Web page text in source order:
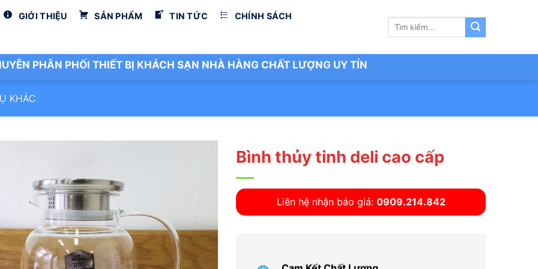
GIỚI THIỆU SẢN PHẨM TIN TỨC CHÍNH SÁCH
Tìm
PHÂN PHỐI THIẾT BỊ KHÁCH SẠN NHÀ HÀNG CHẤT LƯỢNG UY TÍN
KHÁC
Bình thủy tinh deli cao cấp
Liên hệ nhận báo giá: 0909.214.842